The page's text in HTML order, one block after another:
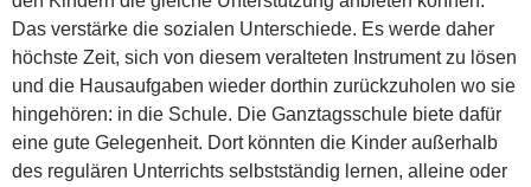
Das verstärke die sozialen Unterschiede. Es werde daher
höchste Zeit, sich von diesem veralteten Instrument zu lösen
und die Hausaufgaben wieder dorthin zurückzuholen wo sie
hingehören: in die Schule. Die Ganztagsschule biete dafür
eine gute Gelegenheit. Dort könnten die Kinder außerhalb
des regulären Unterrichts selbstständig lernen, alleine oder